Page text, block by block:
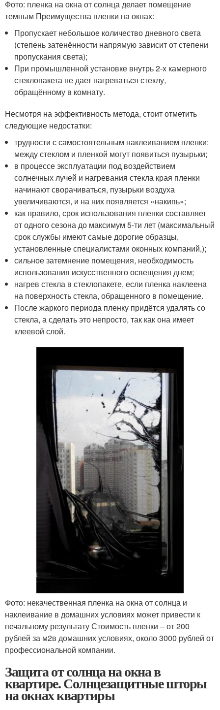
Фото: пленка на окна от солнца делает помещение
темным Преимущества пленки на окнах:
Пропускает небольшое количество дневного света
(степень затенённости напрямую зависит от степени
пропускания света);
При промышленной установке внутрь 2-х камерного
стеклопакета не дает нагреваться стеклу,
обращённому в комнату.
Несмотря на эффективность метода, стоит отметить
следующие недостатки:
трудности с самостоятельным наклеиванием пленки:
между стеклом и пленкой могут появиться пузырьки;
в процессе эксплуатации под воздействием
солнечных лучей и нагревания стекла края пленки
начинают сворачиваться, пузырьки воздуха
увеличиваются, и на них появляется «накипь»;
как правило, срок использования пленки составляет
от одного сезона до максимум 5-ти лет (максимальный
срок службы имеют самые дорогие образцы,
установленные специалистами оконных компаний,);
сильное затемнение помещения, необходимость
использования искусственного освещения днем;
нагрев стекла в стеклопакете, если пленка наклеена
на поверхность стекла, обращенного в помещение.
После жаркого периода пленку придётся удалять со
стекла, а сделать это непросто, так как она имеет
клеевой слой.
Фото: некачественная пленка на окна от солнца и
наклеивание в домашних условиях может привести к
печальному результату Стоимость пленки – от 200
рублей за м2в домашних условиях, около 3000 рублей от
профессиональной компании.
Защита от солнца на окна в
квартире. Солнцезащитные шторы
на окнах квартиры